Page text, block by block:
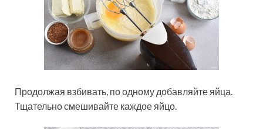
Продолжая взбивать, по одному добавляйте яйца.
Тщательно смешивайте каждое яйцо.